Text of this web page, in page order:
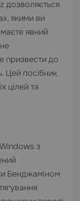
дозволяється
якими ви
явний
призвести до
Цей посібник
цілей та
з
Бенджаміном